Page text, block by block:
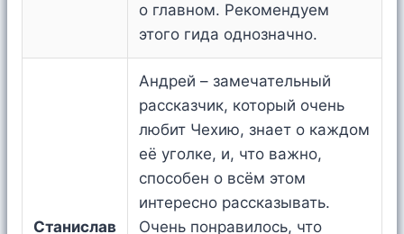
о главном. Рекомендуем
этого гида однозначно.
Станислав
Андрей – замечательный
рассказчик, который очень
любит Чехию, знает о каждом
её уголке, и, что важно,
способен о всём этом
интересно рассказывать.
Очень понравилось, что